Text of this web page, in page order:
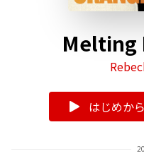
Melting
はじめか